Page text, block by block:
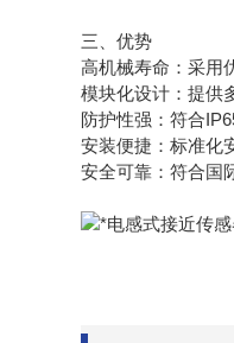
三、优势
高机械寿命：采用
模块化设计：提供
防护性强：符合
安装便捷：标准化
安全可靠：符合国